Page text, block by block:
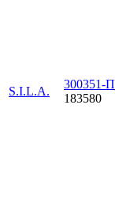
S.I.L.A.
300351-П
183580